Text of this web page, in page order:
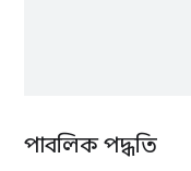
পাবলিক পদ্ধতি